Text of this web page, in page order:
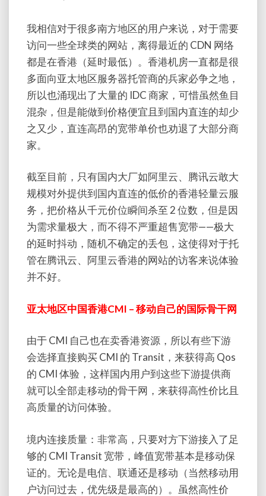
我相信对于很多南方地区的用户来说，对于需要
访问一些全球类的网站，离得最近的 CDN 网络
都是在香港（延时最低）。香港机房一直都是很
多面向亚太地区服务器托管商的兵家必争之地，
所以也涌现出了大量的 IDC 商家，可惜虽然鱼目
混杂，但是能做到价格便宜且到国内直连的却少
之又少，直连高昂的宽带单价也劝退了大部分商
家。
截至目前，只有国内大厂如阿里云、腾讯云敢大
规模对外提供到国内直连的低价的香港轻量云服
务，把价格从千元价位瞬间杀至 2 位数，但是因
为需求量极大，而不得不严重超售宽带——极大
的延时抖动，随机不确定的丢包，这使得对于托
管在腾讯云、阿里云香港的网站的访客来说体验
并不好。
亚太地区中国香港CMI – 移动自己的国际骨干网
由于 CMI 自己也在卖香港资源，所以有些下游
会选择直接购买 CMI 的 Transit，来获得高 Qos
的 CMI 体验，这样国内用户到这些下游提供商
就可以全部走移动的骨干网，来获得高性价比且
高质量的访问体验。
境内连接质量：非常高，只要对方下游接入了足
够的 CMI Transit 宽带，峰值宽带基本是移动保
证的。无论是电信、联通还是移动（当然移动用
户访问过去，优先级是最高的）。虽然高性价